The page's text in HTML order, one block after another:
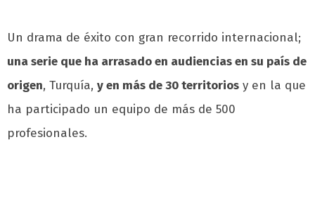
Un drama de éxito con gran recorrido internacional;
una serie que ha arrasado en audiencias en su país de
origen, Turquía, y en más de 30 territorios y en la que
ha participado un equipo de más de 500
profesionales.